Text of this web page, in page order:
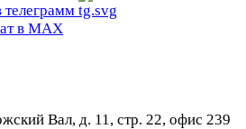
телеграмм
в МАХ
Вал, д. 11, стр. 22, офис 239